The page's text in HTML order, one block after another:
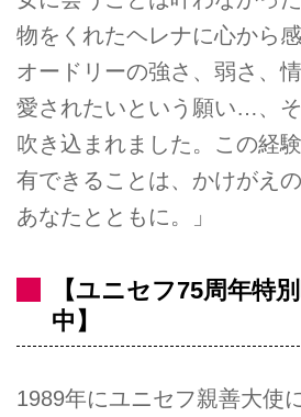
物をくれたヘレナに心から
オードリーの強さ、弱さ、
愛されたいという願い…、
吹き込まれました。この経
有できることは、かけがえ
あなたとともに。」
【ユニセフ75周年特
中】
1989年にユニセフ親善大使